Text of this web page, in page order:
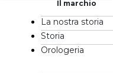
Il marchio
La nostra storia
Storia
Orologeria